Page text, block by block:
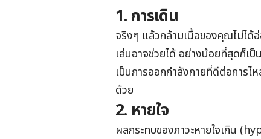
1. การเดิน
จริงๆ แล้วกล้ามเนื้อของคุณไม่ไ
เล่นอาจช่วยได้ อย่างน้อยที่สุดก็
เป็นการออกกำลังกายที่ดีต่อการไ
ด้วย
2. หายใจ
ผลกระทบของภาวะหายใจเกิน